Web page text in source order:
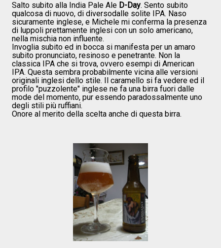
Salto subito alla India Pale Ale D-Day. Sento subito
qualcosa di nuovo, di diversodalle solite IPA. Naso
sicuramente inglese, e Michele mi conferma la presenza
di luppoli prettamente inglesi con un solo americano,
nella mischia non influente.
Invoglia subito ed in bocca si manifesta per un amaro
subito pronunciato, resinoso e penetrante. Non la
classica IPA che si trova, ovvero esempi di American
IPA. Questa sembra probabilmente vicina alle versioni
originali inglesi dello stile. Il caramello si fa vedere ed il
profilo "puzzolente" inglese ne fa una birra fuori dalle
mode del momento, pur essendo paradossalmente uno
degli stili più ruffiani.
Onore al merito della scelta anche di questa birra.